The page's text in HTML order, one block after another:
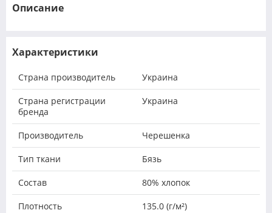
Описание
Характеристики
Страна производитель Украина
Страна регистрации
бренда
Украина
Производитель Черешенка
Тип ткани Бязь
Состав 80% хлопок
Плотность 135.0 (г/м²)